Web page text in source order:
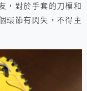
，對於手套的刀模和
環節有閃失，不得主